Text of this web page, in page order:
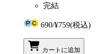
完結
690/¥759(税込)
カートに追加